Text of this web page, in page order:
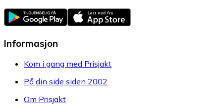
Informasjon
Kom i gang med Prisjakt
På din side siden 2002
Om Prisjakt